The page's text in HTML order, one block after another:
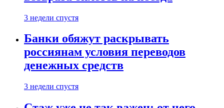
3 недели спустя
Банки обяжут раскрывать
россиянам условия переводов
денежных средств
3 недели спустя